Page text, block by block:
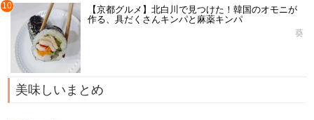
10
【京都グルメ】北白川で見つけた！韓国のオモニが
作る、具だくさんキンパと麻薬キンパ
葵
美味しいまとめ